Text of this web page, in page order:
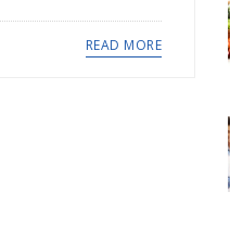
READ MORE